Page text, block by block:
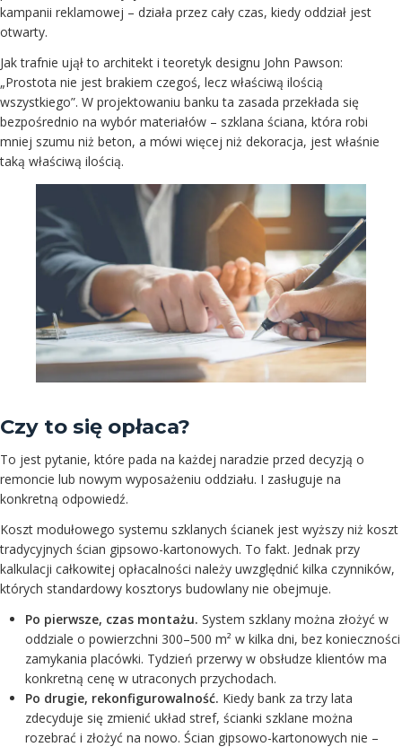
kampanii reklamowej – działa przez cały czas, kiedy oddział jest
otwarty.
Jak trafnie ujął to architekt i teoretyk designu John Pawson:
„Prostota nie jest brakiem czegoś, lecz właściwą ilością
wszystkiego”. W projektowaniu banku ta zasada przekłada się
bezpośrednio na wybór materiałów – szklana ściana, która robi
mniej szumu niż beton, a mówi więcej niż dekoracja, jest właśnie
taką właściwą ilością.
Czy to się opłaca?
To jest pytanie, które pada na każdej naradzie przed decyzją o
remoncie lub nowym wyposażeniu oddziału. I zasługuje na
konkretną odpowiedź.
Koszt modułowego systemu szklanych ścianek jest wyższy niż koszt
tradycyjnych ścian gipsowo-kartonowych. To fakt. Jednak przy
kalkulacji całkowitej opłacalności należy uwzględnić kilka czynników,
których standardowy kosztorys budowlany nie obejmuje.
Po pierwsze, czas montażu. System szklany można złożyć w
oddziale o powierzchni 300–500 m² w kilka dni, bez konieczności
zamykania placówki. Tydzień przerwy w obsłudze klientów ma
konkretną cenę w utraconych przychodach.
Po drugie, rekonfigurowalność. Kiedy bank za trzy lata
zdecyduje się zmienić układ stref, ścianki szklane można
rozebrać i złożyć na nowo. Ścian gipsowo-kartonowych nie –